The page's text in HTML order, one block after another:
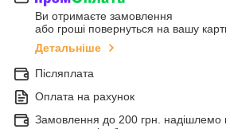
Ви отримаєте замовлення
або гроші повернуться на вашу
Детальніше
Післяплата
Оплата на рахунок
Замовлення до 200 грн. надішлемо